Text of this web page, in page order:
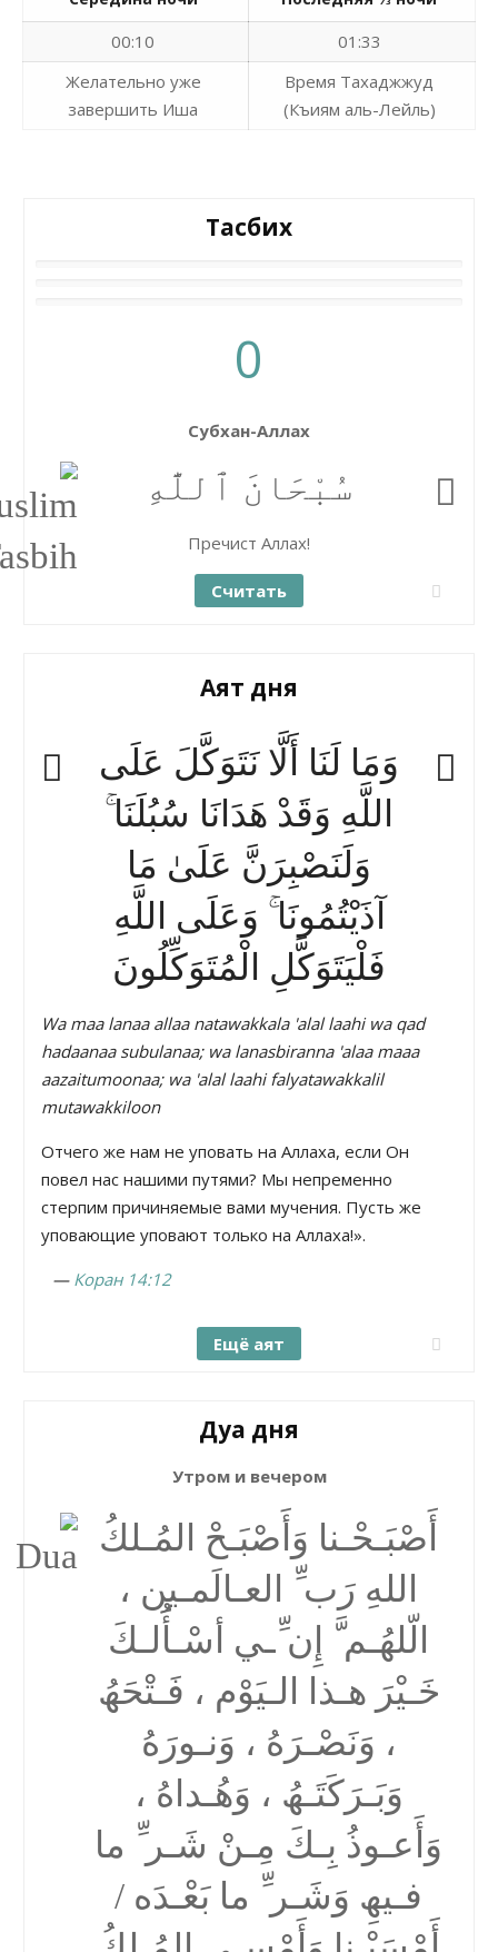
00:10
01:33
Желательно уже
завершить Иша
Время Тахаджжуд
(Къиям аль-Лейль)
Тасбих
0
Субхан-Аллах
سُبْحَانَ ٱللَّٰهِ
Пречист Аллах!
Считать
Аят дня
وَمَا لَنَا أَلَّا نَتَوَكَّلَ عَلَى
اللَّهِ وَقَدْ هَدَانَا سُبُلَنَا ۚ
وَلَنَصْبِرَنَّ عَلَىٰ مَا
آذَيْتُمُونَا ۚ وَعَلَى اللَّهِ
فَلْيَتَوَكَّلِ الْمُتَوَكِّلُونَ
Wa maa lanaa allaa natawakkala 'alal laahi wa qad
hadaanaa subulanaa; wa lanasbiranna 'alaa maaa
aazaitumoonaa; wa 'alal laahi falyatawakkalil
mutawakkiloon
Отчего же нам не уповать на Аллаха, если Он
повел нас нашими путями? Мы непременно
стерпим причиняемые вами мучения. Пусть же
уповающие уповают только на Аллаха!».
— Коран 14:12
Ещё аят
Дуа дня
Утром и вечером
أَصْبَـحْـنا وَأَصْبَـحْ المُـلكُ
اللهِ رَب ِّ العـالَمـین ،
الّلھُـم َّ إِن ِّـي أسْـأَُلـكَ
خَـیْرَ ھـذا الـیَوْم ، فَـتْحَھُ
، وَنَصْـرَهُ ، وَنـورَهُ
وَبَـرَكَتَـھُ ، وَھُـداهُ ،
وَأَعـوذُ بِـكَ مِـنْ شَـر ِّ ما
فـیھِ وَشَـر ِّ ما بَعْـدَه /